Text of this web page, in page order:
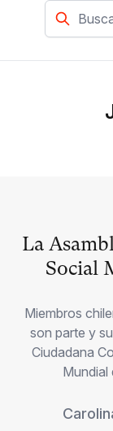
La
Social
Miembros
son parte y
Ciudadana
Mundial